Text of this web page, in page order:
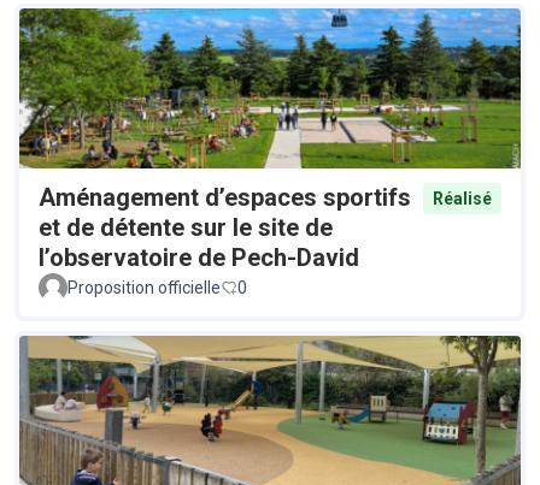
Aménagement d’espaces sportifs
et de détente sur le site de
l’observatoire de Pech-David
Réalisé
Proposition officielle 0